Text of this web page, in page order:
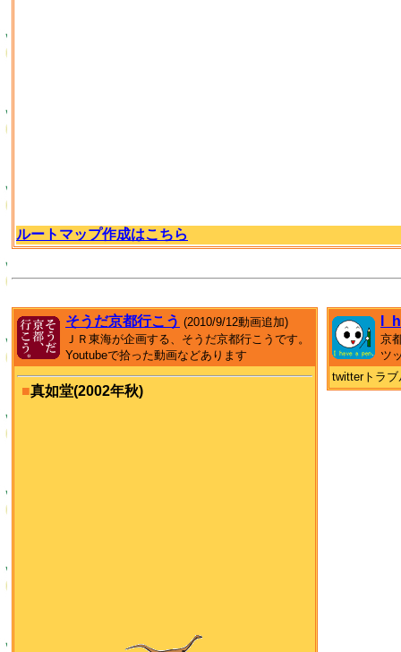
ルートマップ作成はこちら
そうだ京都行こう (2010/9/12動画追加)
ＪＲ東海が企画する、そうだ京都行こうです。
Youtubeで拾った動画などあります
■真如堂(2002年秋)
京
ツ
twitterトラ